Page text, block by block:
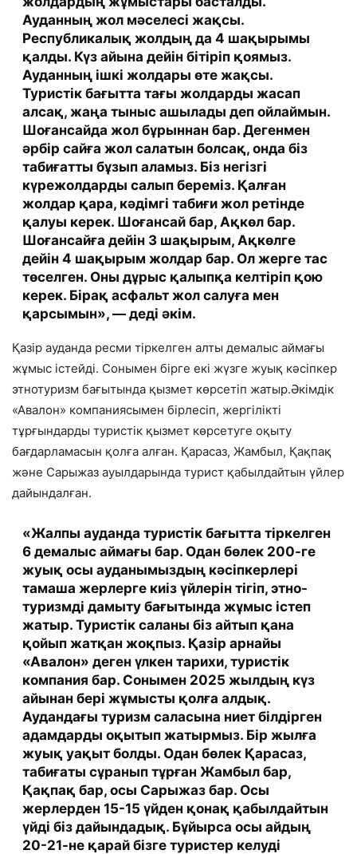
Ауданның жол мәселесі жақсы.
Республикалық жолдың да 4 шақырымы
қалды. Күз айына дейін бітіріп қоямыз.
Ауданның ішкі жолдары өте жақсы.
Туристік бағытта тағы жолдарды жасап
алсақ, жаңа тыныс ашылады деп ойлаймын.
Шоғансайда жол бұрыннан бар. Дегенмен
әрбір сайға жол салатын болсақ, онда біз
табиғатты бұзып аламыз. Біз негізгі
күрежолдарды салып береміз. Қалған
жолдар қара, кәдімгі табиғи жол ретінде
қалуы керек. Шоғансай бар, Ақкөл бар.
Шоғансайға дейін 3 шақырым, Ақкөлге
дейін 4 шақырым жолдар бар. Ол жерге тас
төселген. Оны дұрыс қалыпқа келтіріп қою
керек. Бірақ асфальт жол салуға мен
қарсымын», — деді әкім.
Қазір ауданда ресми тіркелген алты демалыс аймағы
жұмыс істейді. Сонымен бірге екі жүзге жуық кәсіпкер
этнотуризм бағытында қызмет көрсетіп жатыр.Әкімдік
«Авалон» компаниясымен бірлесіп, жергілікті
тұрғындарды туристік қызмет көрсетуге оқыту
бағдарламасын қолға алған. Қарасаз, Жамбыл, Қақпақ
және Сарыжаз ауылдарында турист қабылдайтын үйлер
дайындалған.
«Жалпы ауданда туристік бағытта тіркелген
6 демалыс аймағы бар. Одан бөлек 200-ге
жуық осы ауданымыздың кәсіпкерлері
тамаша жерлерге киіз үйлерін тігіп, этно-
туризмді дамыту бағытында жұмыс істеп
жатыр. Туристік саланы біз айтып қана
қойып жатқан жоқпыз. Қазір арнайы
«Авалон» деген үлкен тарихи, туристік
компания бар. Сонымен 2025 жылдың күз
айынан бері жұмысты қолға алдық.
Аудандағы туризм саласына ниет білдірген
адамдарды оқытып жатырмыз. Бір жылға
жуық уақыт болды. Одан бөлек Қарасаз,
табиғаты сұранып тұрған Жамбыл бар,
Қақпақ бар, осы Сарыжаз бар. Осы
жерлерден 15-15 үйден қонақ қабылдайтын
үйді біз дайындадық. Бұйырса осы айдың
20-21-не қарай бізге туристер келуді